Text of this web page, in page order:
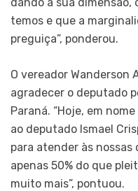
temos e que a
preguiça”, ponderou.
O vereador Wanderson
agradecer o deputado
Paraná. “Hoje, em
ao deputado Ismael
para atender às nossas
apenas 50% do que
muito mais”, pontuou.